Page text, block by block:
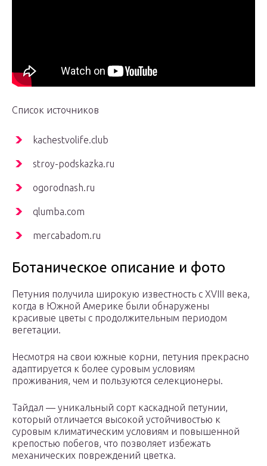
Список источников
kachestvolife.club
stroy-podskazka.ru
ogorodnash.ru
qlumba.com
mercabadom.ru
Ботаническое описание и фото
Петуния получила широкую известность с XVIII века,
когда в Южной Америке были обнаружены
красивые цветы с продолжительным периодом
вегетации.
Несмотря на свои южные корни, петуния прекрасно
адаптируется к более суровым условиям
проживания, чем и пользуются селекционеры.
Тайдал — уникальный сорт каскадной петунии,
который отличается высокой устойчивостью к
суровым климатическим условиям и повышенной
крепостью побегов, что позволяет избежать
механических повреждений цветка.